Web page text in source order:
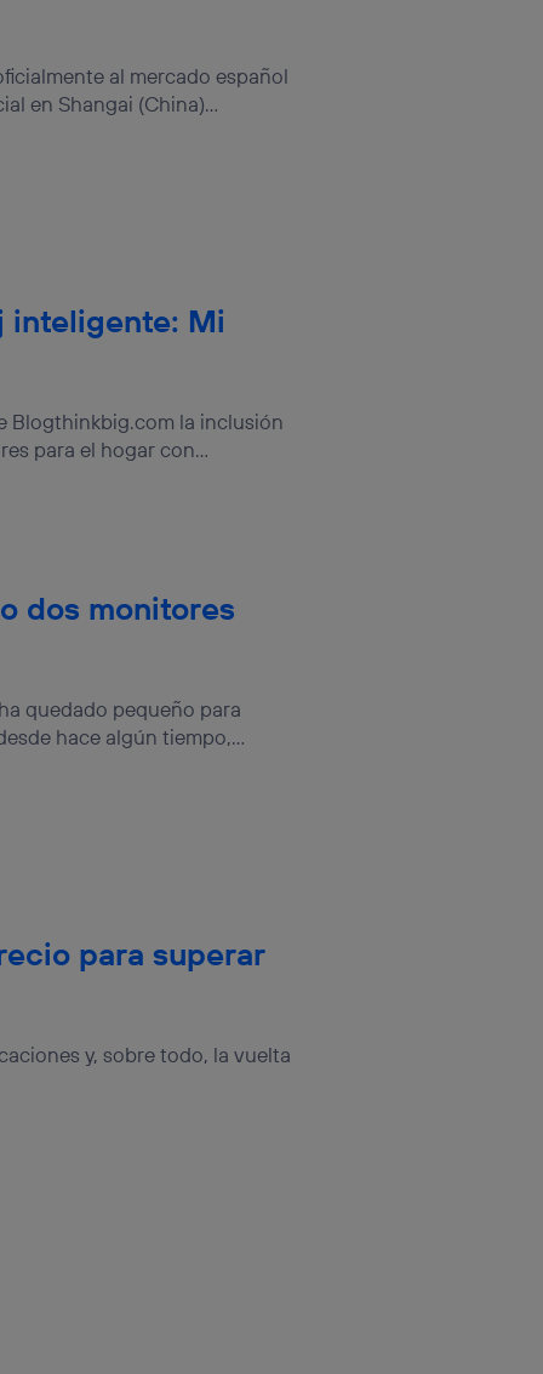
al mercado español
en Shangai (China)...
inteligente: Mi
Blogthinkbig.com la inclusión
para el hogar con...
dos monitores
quedado pequeño para
hace algún tiempo,...
para superar
y, sobre todo, la vuelta